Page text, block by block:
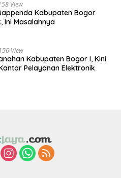
View
Kabupaten Bogor
Ini Masalahnya
156 View
Kabupaten Bogor I, Kini
Pelayanan Elektronik